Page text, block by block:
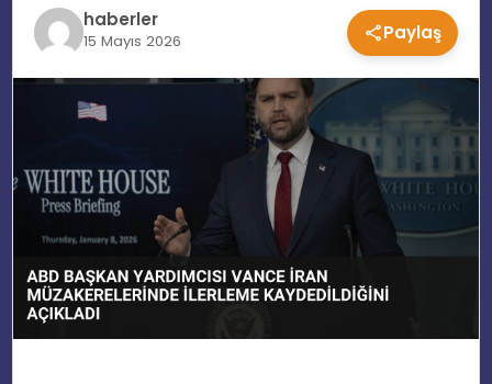
EĞITIM
MAGAZIN
SPOR
haberler
15 Mayıs 2026 Paylaş